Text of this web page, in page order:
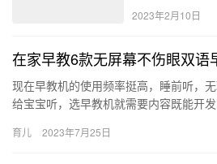
2023年2月10日
在家早教6款无屏幕不伤眼双语
现在早教机的使用频率挺高，睡前听，
给宝宝听，选早教机就需要内容既能开
高，…
育儿 2023年7月25日